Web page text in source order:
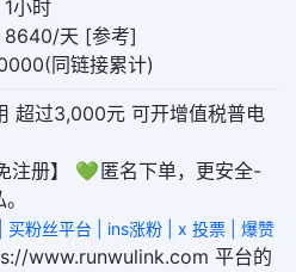
小时
8640/天 [参考]
同链接累计)
超过3,000元 可开增值税普电
注册】 💚 匿名下单，更安全-
买粉丝平台 | ins涨粉 | x 投票 | 爆赞
www.runwulink.com 平台的